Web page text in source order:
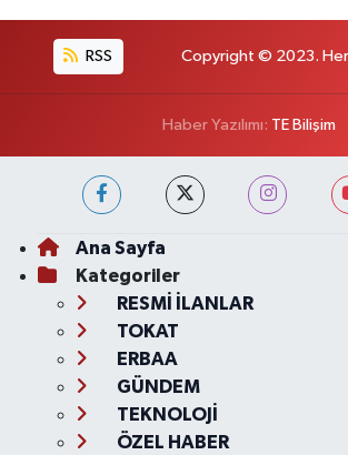
RSS Copyright © 2023. Her
Haber Yazılımı: TE Bilişim
Ana Sayfa
Kategoriler
RESMİ İLANLAR
TOKAT
ERBAA
GÜNDEM
TEKNOLOJİ
ÖZEL HABER